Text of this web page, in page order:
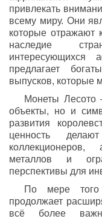
привлекать
всему миру. Они
которые отражают
наследие
интересующихся
предлагает
выпусков, которые
Монеты Лесото
объекты, но и
развития
ценность
металлов и
перспективы для
По мере того
продолжает
всё более